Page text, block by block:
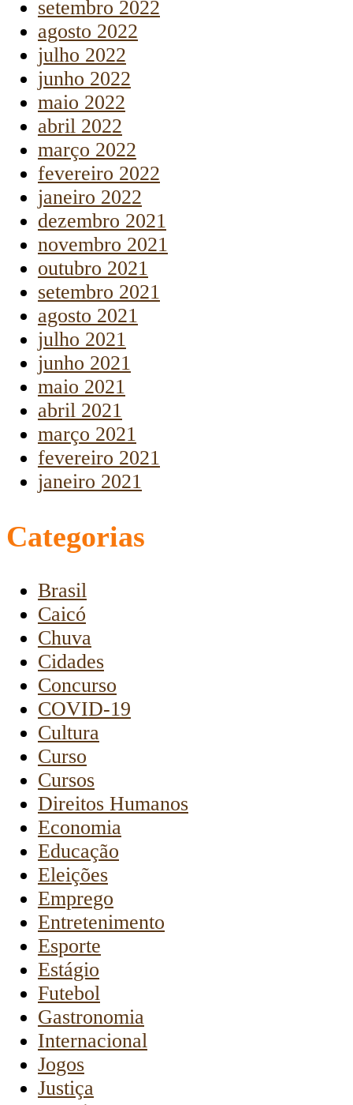
setembro 2022
agosto 2022
julho 2022
junho 2022
maio 2022
abril 2022
março 2022
fevereiro 2022
janeiro 2022
dezembro 2021
novembro 2021
outubro 2021
setembro 2021
agosto 2021
julho 2021
junho 2021
maio 2021
abril 2021
março 2021
fevereiro 2021
janeiro 2021
Categorias
Brasil
Caicó
Chuva
Cidades
Concurso
COVID-19
Cultura
Curso
Cursos
Direitos Humanos
Economia
Educação
Eleições
Emprego
Entretenimento
Esporte
Estágio
Futebol
Gastronomia
Internacional
Jogos
Justiça